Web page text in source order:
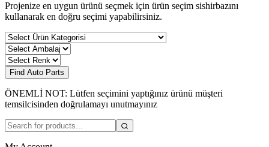
Projenize en uygun ürünü seçmek için ürün seçim sishirbazını
kullanarak en doğru seçimi yapabilirsiniz.
Find Auto Parts
ÖNEMLİ NOT: Lütfen seçimini yaptığınız ürünü müşteri
temsilcisinden doğrulamayı unutmayınız